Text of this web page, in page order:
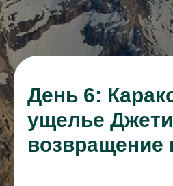
День 6:
ущелье
возвращение